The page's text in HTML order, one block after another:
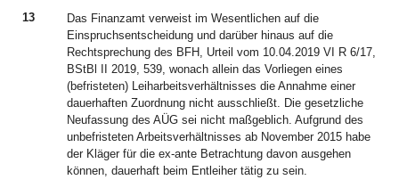
13
Das Finanzamt verweist im Wesentlichen auf die
Einspruchsentscheidung und darüber hinaus auf die
Rechtsprechung des BFH, Urteil vom 10.04.2019 VI R 6/17,
BStBl II 2019, 539, wonach allein das Vorliegen eines
(befristeten) Leiharbeitsverhältnisses die Annahme einer
dauerhaften Zuordnung nicht ausschließt. Die gesetzliche
Neufassung des AÜG sei nicht maßgeblich. Aufgrund des
unbefristeten Arbeitsverhältnisses ab November 2015 habe
der Kläger für die ex-ante Betrachtung davon ausgehen
können, dauerhaft beim Entleiher tätig zu sein.